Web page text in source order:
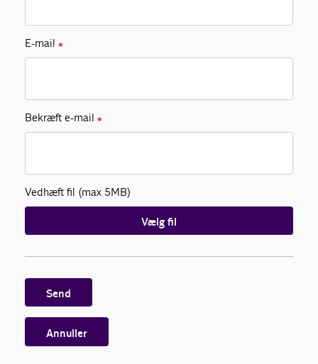
E-mail ✱
Bekræft e-mail ✱
Vedhæft fil (max 5MB)
Vælg fil
Send
Annuller